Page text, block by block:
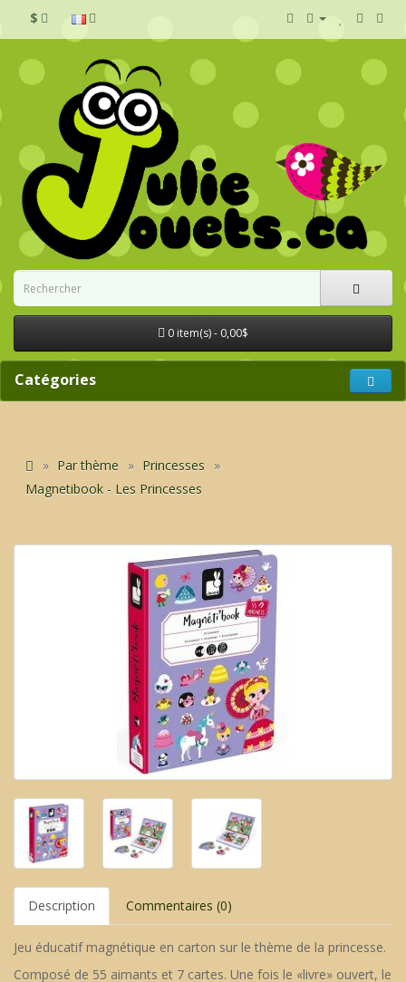
$
0 item(s) - 0,00$
Catégories
Par thème
Princesses
Magnetibook - Les Princesses
Description Commentaires (0)
Jeu éducatif magnétique en carton sur le thème de la princesse.
Composé de 55 aimants et 7 cartes. Une fois le «livre» ouvert, le